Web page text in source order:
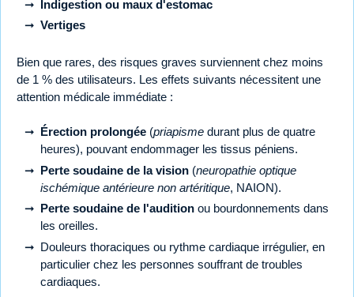
Indigestion ou maux d'estomac
Vertiges
Bien que rares, des risques graves surviennent chez moins
de 1 % des utilisateurs. Les effets suivants nécessitent une
attention médicale immédiate :
Érection prolongée (priapisme durant plus de quatre
heures), pouvant endommager les tissus péniens.
Perte soudaine de la vision (neuropathie optique
ischémique antérieure non artéritique, NAION).
Perte soudaine de l'audition ou bourdonnements dans
les oreilles.
Douleurs thoraciques ou rythme cardiaque irrégulier, en
particulier chez les personnes souffrant de troubles
cardiaques.